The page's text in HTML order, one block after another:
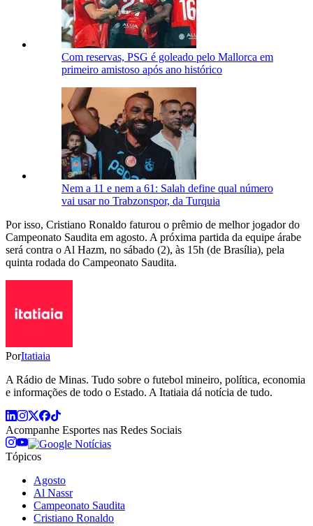
Com reservas, PSG é goleado pelo Mallorca em
primeiro amistoso após ano histórico
Nem a 11 e nem a 61: Salah define qual número
vai usar no Trabzonspor, da Turquia
Por isso, Cristiano Ronaldo faturou o prêmio de melhor jogador do
Campeonato Saudita em agosto. A próxima partida da equipe árabe
será contra o Al Hazm, no sábado (2), às 15h (de Brasília), pela
quinta rodada do Campeonato Saudita.
PorItatiaia
A Rádio de Minas. Tudo sobre o futebol mineiro, política, economia
e informações de todo o Estado. A Itatiaia dá notícia de tudo.
Acompanhe Esportes nas Redes Sociais
Tópicos
Agosto
Al Nassr
Campeonato Saudita
Cristiano Ronaldo